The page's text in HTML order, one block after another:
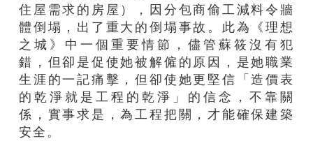
住屋需求的房屋），因分包商偷工減料令牆
體倒塌，出了重大的倒塌事故。此為《理想
之城》中一個重要情節，儘管蘇筱沒有犯
錯，但卻是促使她被解僱的原因，是她職業
生涯的一記痛擊，但卻使她更堅信「造價表
的乾淨就是工程的乾淨」的信念，不靠關
係，實事求是，為工程把關，才能確保建築
安全。